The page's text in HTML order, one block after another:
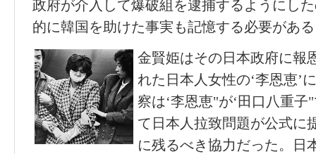
政府が介入して爆破組を逮捕するようにし
的に韓国を助けた事実も記憶する必要があ
金賢姫はその日本政府に報
れた日本人女性の‘李恩恵’
察は‘李恩恵"が‘田口八重
て日本人拉致問題が公式に
に残るべき協力だった。日